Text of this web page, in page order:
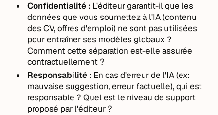
Confidentialité : L'éditeur garantit-il que les
données que vous soumettez à l'IA (contenu
des CV, offres d'emploi) ne sont pas utilisées
pour entraîner ses modèles globaux ?
Comment cette séparation est-elle assurée
contractuellement ?
Responsabilité : En cas d'erreur de l'IA (ex:
mauvaise suggestion, erreur factuelle), qui est
responsable ? Quel est le niveau de support
proposé par l'éditeur ?